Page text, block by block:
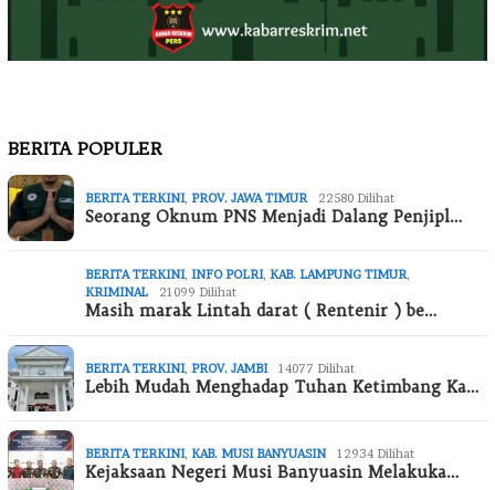
BERITA POPULER
BERITA TERKINI, PROV. JAWA TIMUR 22580 Dilihat
Seorang Oknum PNS Menjadi Dalang Penjipl…
BERITA TERKINI, INFO POLRI, KAB. LAMPUNG TIMUR
KRIMINAL
21099 Dilihat
Masih marak Lintah darat ( Rentenir ) be…
BERITA TERKINI, PROV. JAMBI 14077 Dilihat
Lebih Mudah Menghadap Tuhan Ketimbang Ka…
BERITA TERKINI, KAB. MUSI BANYUASIN 12934 Dilihat
Kejaksaan Negeri Musi Banyuasin Melakuka…